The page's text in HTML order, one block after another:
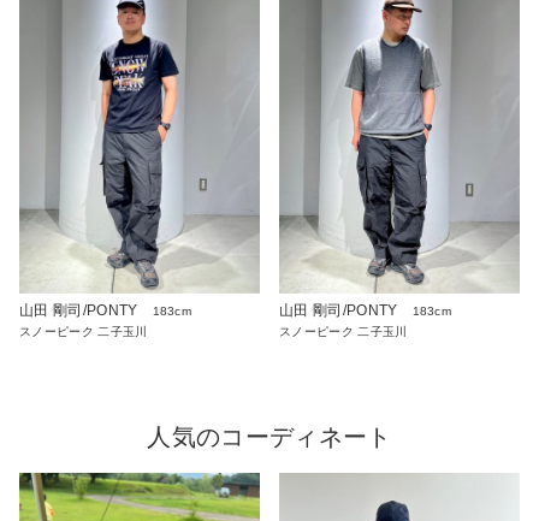
山田 剛司/PONTY
183cm
スノーピーク 二子玉川
山田 剛司/PONTY
183cm
スノーピーク 二子玉川
人気のコーディネート